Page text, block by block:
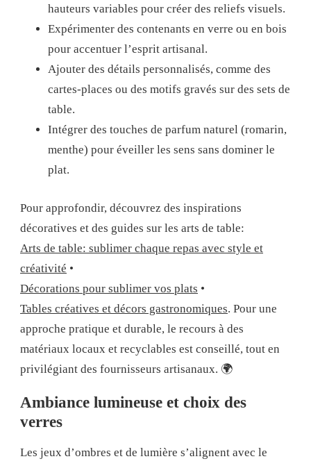
hauteurs variables pour créer des reliefs visuels.
Expérimenter des contenants en verre ou en bois
pour accentuer l’esprit artisanal.
Ajouter des détails personnalisés, comme des
cartes-places ou des motifs gravés sur des sets de
table.
Intégrer des touches de parfum naturel (romarin,
menthe) pour éveiller les sens sans dominer le
plat.
Pour approfondir, découvrez des inspirations
décoratives et des guides sur les arts de table:
Arts de table: sublimer chaque repas avec style et
créativité •
Décorations pour sublimer vos plats •
Tables créatives et décors gastronomiques. Pour une
approche pratique et durable, le recours à des
matériaux locaux et recyclables est conseillé, tout en
privilégiant des fournisseurs artisanaux. 🌍
Ambiance lumineuse et choix des
verres
Les jeux d’ombres et de lumière s’alignent avec le